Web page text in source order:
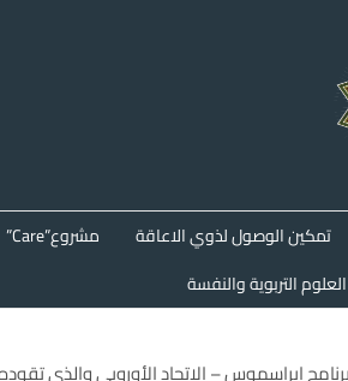
تمكين الوصول لذوي الاعاقة مشروع”Care”
التربوية والنفسة
ايراسموس – الاتحاد الأوروبي والذي